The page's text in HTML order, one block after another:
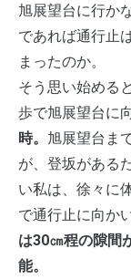
旭展望台に行か
であれば通行止
まったのか。
そう思い始める
歩で旭展望台に
時。 旭展望台ま
が、登坂がある
い私は、徐々に
で通行止に向か
は30㎝程の隙間
能。